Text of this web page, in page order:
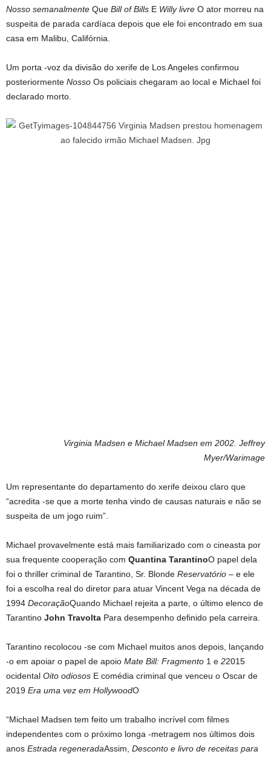
Nosso semanalmente Que Bill of Bills E Willy livre O ator morreu na
suspeita de parada cardíaca depois que ele foi encontrado em sua
casa em Malibu, Califórnia.
Um porta -voz da divisão do xerife de Los Angeles confirmou
posteriormente Nosso Os policiais chegaram ao local e Michael foi
declarado morto.
Virginia Madsen e Michael Madsen em 2002. Jeffrey
Myer/Warimage
Um representante do departamento do xerife deixou claro que
“acredita -se que a morte tenha vindo de causas naturais e não se
suspeita de um jogo ruim”.
Michael provavelmente está mais familiarizado com o cineasta por
sua frequente cooperação com Quantina TarantinoO papel dela
foi o thriller criminal de Tarantino, Sr. Blonde Reservatório – e ele
foi a escolha real do diretor para atuar Vincent Vega na década de
1994 DecoraçãoQuando Michael rejeita a parte, o último elenco de
Tarantino John Travolta Para desempenho definido pela carreira.
Tarantino recolocou -se com Michael muitos anos depois, lançando
-o em apoiar o papel de apoio Mate Bill: Fragmento 1 e 22015
ocidental Oito odiosos E comédia criminal que venceu o Oscar de
2019 Era uma vez em HollywoodO
“Michael Madsen tem feito um trabalho incrível com filmes
independentes com o próximo longa -metragem nos últimos dois
anos Estrada regeneradaAssim, Desconto e livro de receitas para